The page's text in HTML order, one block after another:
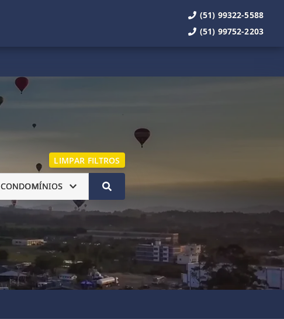
(51) 99322-5588
(51) 99752-2203
LIMPAR FILTROS
CONDOMÍNIOS